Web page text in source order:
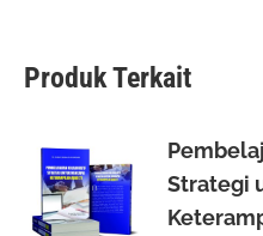
Produk Terkait
Strategi